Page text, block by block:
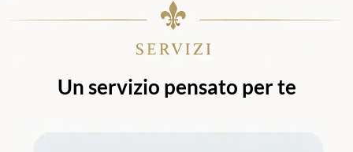
Un servizio pensato per te